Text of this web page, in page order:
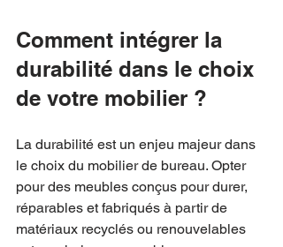
Comment intégrer la
durabilité dans le choix
de votre mobilier ?
La durabilité est un enjeu majeur dans
le choix du mobilier de bureau. Opter
pour des meubles conçus pour durer,
réparables et fabriqués à partir de
matériaux recyclés ou renouvelables